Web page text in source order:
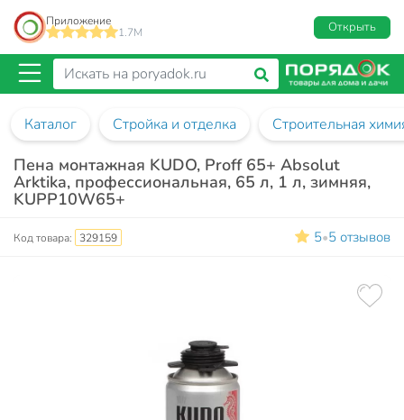
Приложение
1.7M
Открыть
Каталог Стройка и отделка Строительная
Пена монтажная KUDO, Proff 65+ Absolut
Arktika, профессиональная, 65 л, 1 л, зимняя,
KUPP10W65+
Код товара: 329159 5•5 отзывов